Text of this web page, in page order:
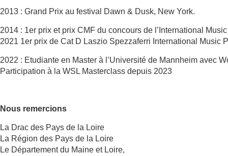
2013 : Grand Prix au festival Dawn & Dusk, New York.
2014 : 1er prix et prix CMF du concours de l’International
2021 1er prix de Cat D Laszio Spezzaferri International Music
2022 : Etudiante en Master à l’Université de Mannheim avec
Participation à la WSL Masterclass depuis 2023
Nous remercions
La Drac des Pays de la Loire
La Région des Pays de la Loire
Le Département du Maine et Loire,